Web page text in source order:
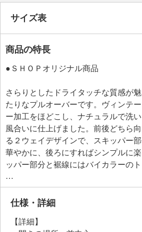
サイズ表
商品の特長
●ＳＨＯＰオリジナル商品
さらりとしたドライタッチな質感が
たりなプルオーバーです。ヴィンテ
ー加工をほどこし、ナチュラルで洗
風合いに仕上げました。前後どちら
る２ウェイデザインで、スキッパー
華やかに、後ろにすればシンプルに
ッパー部分と裾線にはバイカラーの
こし、遊び心あるアクセントをプラス
クシーシルエットにドロップショル
け感のあるデザインに仕上げました。
つくりでほっそりとした印象を与え
仕様・詳細
【詳細】